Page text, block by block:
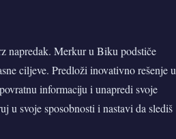
napredak. Merkur u Biku podstiče
ciljeve. Predloži inovativno rešenje u
informaciju i unapredi svoje
u svoje sposobnosti i nastavi da slediš